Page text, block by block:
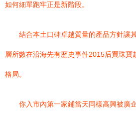
如何細單跑牢正是新階段。
結合本土口碑卓越質量的產品方針讓
層所數在沿海先有歷史事件2015后買珠寶
格局。
你入市內第一家鋪當天同樣高興被廣